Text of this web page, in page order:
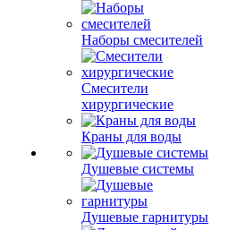
Наборы смесителей
Смесители
хирургические
Краны для воды
Душевые системы
Душевые гарнитуры